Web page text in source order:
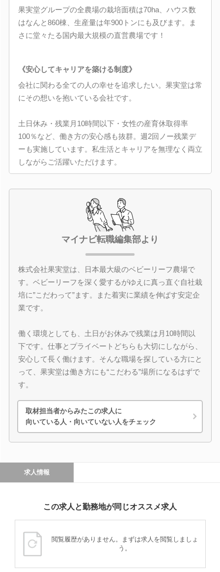
果実堂グループの全農場の栽培面積は70ha、ハウス数
はなんと860棟、生産量は年900トンにも及びます。ま
さに堂々たる国内最大規模の直営農場です！
《安心してキャリアを築ける制度》
会社に関わる全ての人の幸せを追求したい。果実堂は常
にその想いを抱いている会社です。
土日休み・残業月10時間以下・女性の産育休取得率
100％など、働き方の安心感も抜群。週2回ノー残業デ
ーも実施しています。私生活とキャリアを無理なく両立
しながらご活躍いただけます。
マイナビ転職編集部より
株式会社果実堂は、日本最大級のベビーリーフ農場で
す。ベビーリーフを深く愛するがゆえに真っ直ぐ自社栽
培に”こだわって”ます。また着実に業績を伸ばす安定企
業です。
働く環境としても、土日がお休みで残業は月10時間以
下です。仕事とプライベートどちらも大切にしながら、
安心して長く働けます。そんな職場を探している方にと
って、果実堂は働き方にも“こだわる”場所になるはずで
す。
取材担当者からみたこの求人に
向いている人・向いていない人をチェック
求人情報
この求人と勤務地が同じオススメ求人
閲覧履歴がありません。まずは求人を閲覧しましょ
う。